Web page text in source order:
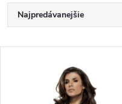
R
a
Najpredávanejšie